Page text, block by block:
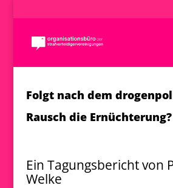
Folgt nach dem
Rausch die Ernüchterung?
Ein Tagungsbericht von
Welke